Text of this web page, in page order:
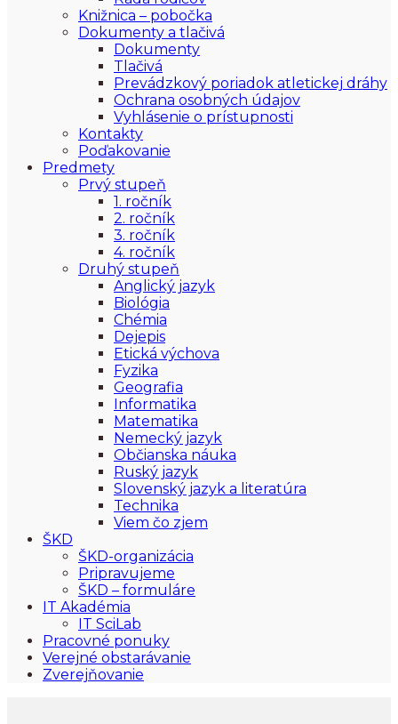
Knižnica – pobočka
Dokumenty a tlačivá
Dokumenty
Tlačivá
Prevádzkový poriadok atletickej dráhy
Ochrana osobných údajov
Vyhlásenie o prístupnosti
Kontakty
Poďakovanie
Predmety
Prvý stupeň
1. ročník
2. ročník
3. ročník
4. ročník
Druhý stupeň
Anglický jazyk
Biológia
Chémia
Dejepis
Etická výchova
Fyzika
Geografia
Informatika
Matematika
Nemecký jazyk
Občianska náuka
Ruský jazyk
Slovenský jazyk a literatúra
Technika
Viem čo zjem
ŠKD
ŠKD-organizácia
Pripravujeme
ŠKD – formuláre
IT Akadémia
IT SciLab
Pracovné ponuky
Verejné obstarávanie
Zverejňovanie